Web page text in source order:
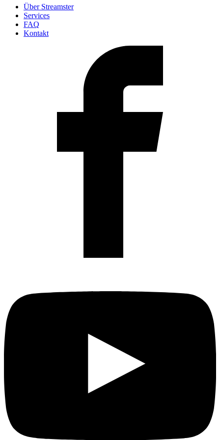
Über Streamster
Services
FAQ
Kontakt